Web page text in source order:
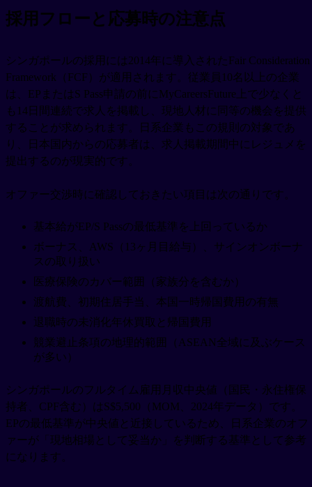
採用フローと応募時の注意点
シンガポールの採用には2014年に導入されたFair Consideration
Framework（FCF）が適用されます。従業員10名以上の企業
は、EPまたはS Pass申請の前にMyCareersFuture上で少なくと
も14日間連続で求人を掲載し、現地人材に同等の機会を提供
することが求められます。日系企業もこの規則の対象であ
り、日本国内からの応募者は、求人掲載期間中にレジュメを
提出するのが現実的です。
オファー交渉時に確認しておきたい項目は次の通りです。
基本給がEP/S Passの最低基準を上回っているか
ボーナス、AWS（13ヶ月目給与）、サインオンボーナ
スの取り扱い
医療保険のカバー範囲（家族分を含むか）
渡航費、初期住居手当、本国一時帰国費用の有無
退職時の未消化年休買取と帰国費用
競業避止条項の地理的範囲（ASEAN全域に及ぶケース
が多い）
シンガポールのフルタイム雇用月収中央値（国民・永住権保
持者、CPF含む）はS$5,500（MOM、2024年データ）です。
EPの最低基準が中央値と近接しているため、日系企業のオフ
ァーが「現地相場として妥当か」を判断する基準として参考
になります。